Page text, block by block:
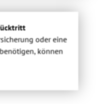
oder eine
können